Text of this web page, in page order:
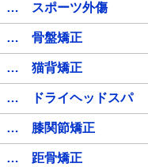
… スポーツ外傷
… 骨盤矯正
… 猫背矯正
… ドライヘッドスパ
… 膝関節矯正
… 距骨矯正